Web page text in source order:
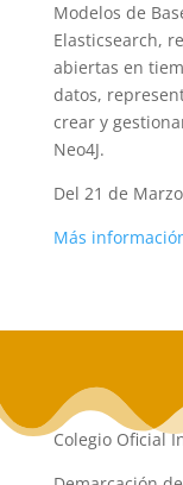
Modelos de
Elasticsearch,
abiertas en
datos,
crear y
Neo4J.
Del 21 de
Más
Colegio Oficial